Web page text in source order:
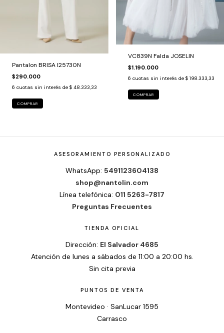
Pantalon BRISA I25730N
$290.000
6 cuotas sin interés de $ 48.333,33
COMPRAR
VC839N Falda JOSELIN
$1.190.000
6 cuotas sin interés de $ 198.333,33
COMPRAR
ASESORAMIENTO PERSONALIZADO
WhatsApp: 5491123604138
shop@nantolin.com
Línea telefónica: 011 5263-7817
Preguntas Frecuentes
TIENDA OFICIAL
Dirección: El Salvador 4685
Atención de lunes a sábados de 11:00 a 20:00 hs.
Sin cita previa
PUNTOS DE VENTA
Montevideo · SanLucar 1595
Carrasco